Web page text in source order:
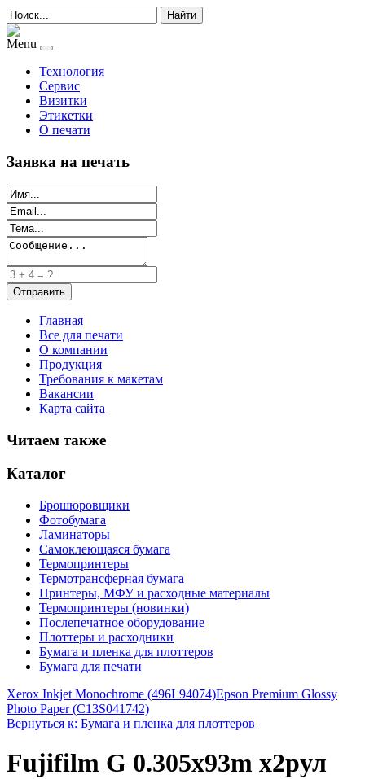
Найти
Menu
Технология
Сервис
Визитки
Этикетки
О печати
Заявка на печать
Главная
Все для печати
О компании
Продукция
Требования к макетам
Вакансии
Карта сайта
Читаем также
Каталог
Брошюровщики
Фотобумага
Ламинаторы
Самоклеющаяся бумага
Термопринтеры
Термотрансферная бумага
Принтеры, МФУ и расходные материалы
Термопринтеры (новинки)
Послепечатное оборудование
Плоттеры и расходники
Бумага и пленка для плоттеров
Бумага для печати
Xerox Inkjet Monochrome (496L94074)Epson Premium Glossy
Photo Paper (C13S041742)
Вернуться к: Бумага и пленка для плоттеров
Fujifilm G 0.305x93m х2рул